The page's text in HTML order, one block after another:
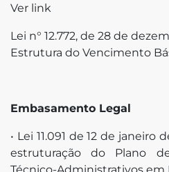
Ver link
Lei n° 12.772, de 28 de
Estrutura do Vencimento
Embasamento Legal
• Lei 11.091 de 12 de janeiro
estruturação do Plano
Técnico-Administrativos em